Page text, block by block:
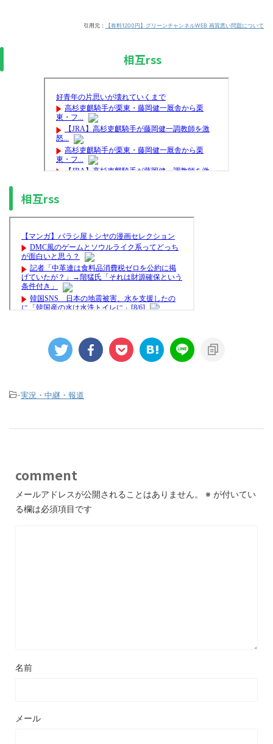
引用元： 【有料1200円】グリーンチャンネルWEB 画質悪い問題について
相互rss
相互rss
-実況・中継・報道
comment
メールアドレスが公開されることはありません。 ※ が付いてい
る欄は必須項目です
名前
メール